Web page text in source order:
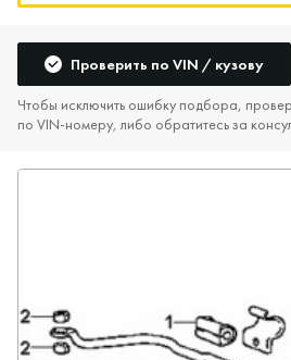
Проверить по VIN / кузову
Чтобы исключить ошибку подбора,
по VIN‑номеру, либо обратитесь за